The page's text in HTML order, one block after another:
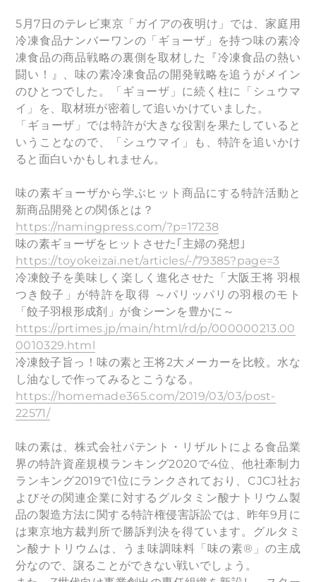
5月7日のテレビ東京「ガイアの夜明け」では、家庭用
冷凍食品ナンバーワンの「ギョーザ」を持つ味の素冷
凍食品の商品戦略の裏側を取材した『冷凍食品の熱い
闘い！』、味の素冷凍食品の開発戦略を追うがメイン
のひとつでした。「ギョーザ」に続く柱に「シュウマ
イ」を、取材班が密着して追いかけていました。
「ギョーザ」では特許が大きな役割を果たしていると
いうことなので、「シュウマイ」も、特許を追いかけ
ると面白いかもしれません。
味の素ギョーザから学ぶヒット商品にする特許活動と
新商品開発との関係とは？
https://namingpress.com/?p=17238
味の素ギョーザをヒットさせた｢主婦の発想｣
https://toyokeizai.net/articles/-/79385?page=3
冷凍餃子を美味しく楽しく進化させた「大阪王将 羽根
つき餃子」が特許を取得 ～パリッパリの羽根のモト
「餃子羽根形成剤」が食シーンを豊かに～
https://prtimes.jp/main/html/rd/p/000000213.00
0010329.html
冷凍餃子旨っ！味の素と王将2大メーカーを比較。水な
し油なしで作ってみるとこうなる。
https://homemade365.com/2019/03/03/post-
22571/
味の素は、株式会社パテント・リザルトによる食品業
界の特許資産規模ランキング2020で4位、他社牽制力
ランキング2019で1位にランクされており、CJCJ社お
よびその関連企業に対するグルタミン酸ナトリウム製
品の製造方法に関する特許権侵害訴訟では、昨年9月に
は東京地方裁判所で勝訴判決を得ています。グルタミ
ン酸ナトリウムは、うま味調味料「味の素®」の主成
分なので、譲ることができない戦いでしょう。